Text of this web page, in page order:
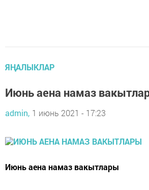
ЯҢАЛЫКЛАР
Июнь аена намаз
admin, 1 июнь 2021 - 17:23
Июнь аена намаз вакытлары